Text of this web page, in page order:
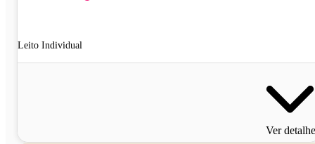
Leito Individual
Ver